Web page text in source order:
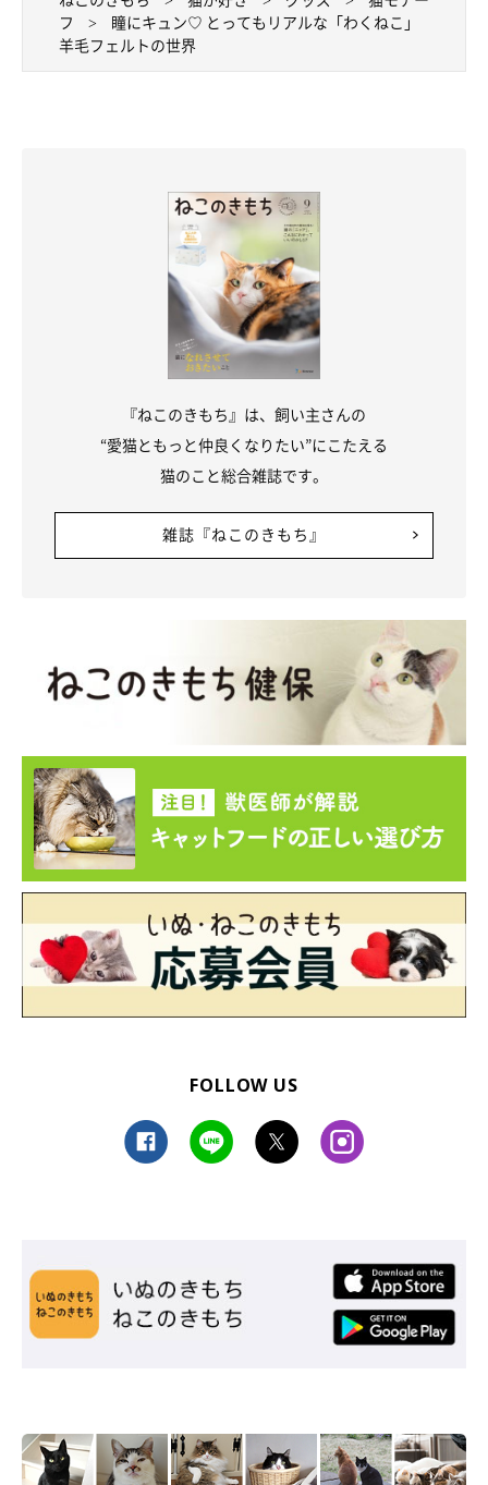
フ
瞳にキュン♡ とってもリアルな「わくねこ」
羊毛フェルトの世界
『ねこのきもち』は、飼い主さんの
“愛猫ともっと仲良くなりたい”にこたえる
猫のこと総合雑誌です。
雑誌『ねこのきもち』
FOLLOW US